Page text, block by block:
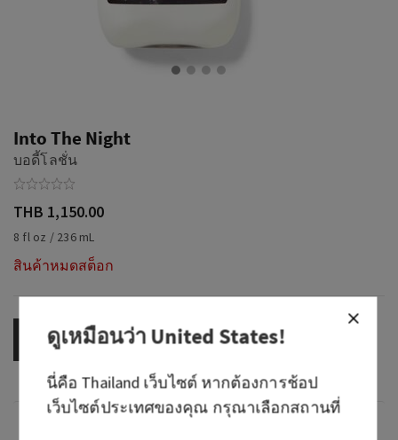
Into The Night
บอดี้โลชั่น
THB 1,150.00
8 fl oz / 236 mL
สินค้าหมดสต็อก
OUT OF STOCK
ดูเหมือนว่าUnited States!
นี่คือ Thailand เว็บไซต์ หากต้องการช้อป
เว็บไซต์ประเทศของคุณ กรุณาเลือกสถานที่